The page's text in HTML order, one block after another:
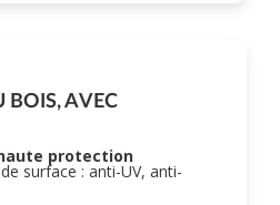
BOIS, AVEC
protection
surface : anti-UV, anti-